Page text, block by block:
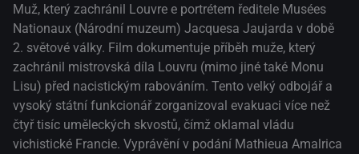
Muž, který zachránil Louvre e portrétem ředitele Musées
Nationaux (Národní muzeum) Jacquesa Jaujarda v době
2. světové války. Film dokumentuje příběh muže, který
zachránil mistrovská díla Louvru (mimo jiné také Monu
Lisu) před nacistickým rabováním. Tento velký odbojář a
vysoký státní funkcionář zorganizoval evakuaci více než
čtyř tisíc uměleckých skvostů, čímž oklamal vládu
vichistické Francie. Vyprávění v podání Mathieua Amalrica